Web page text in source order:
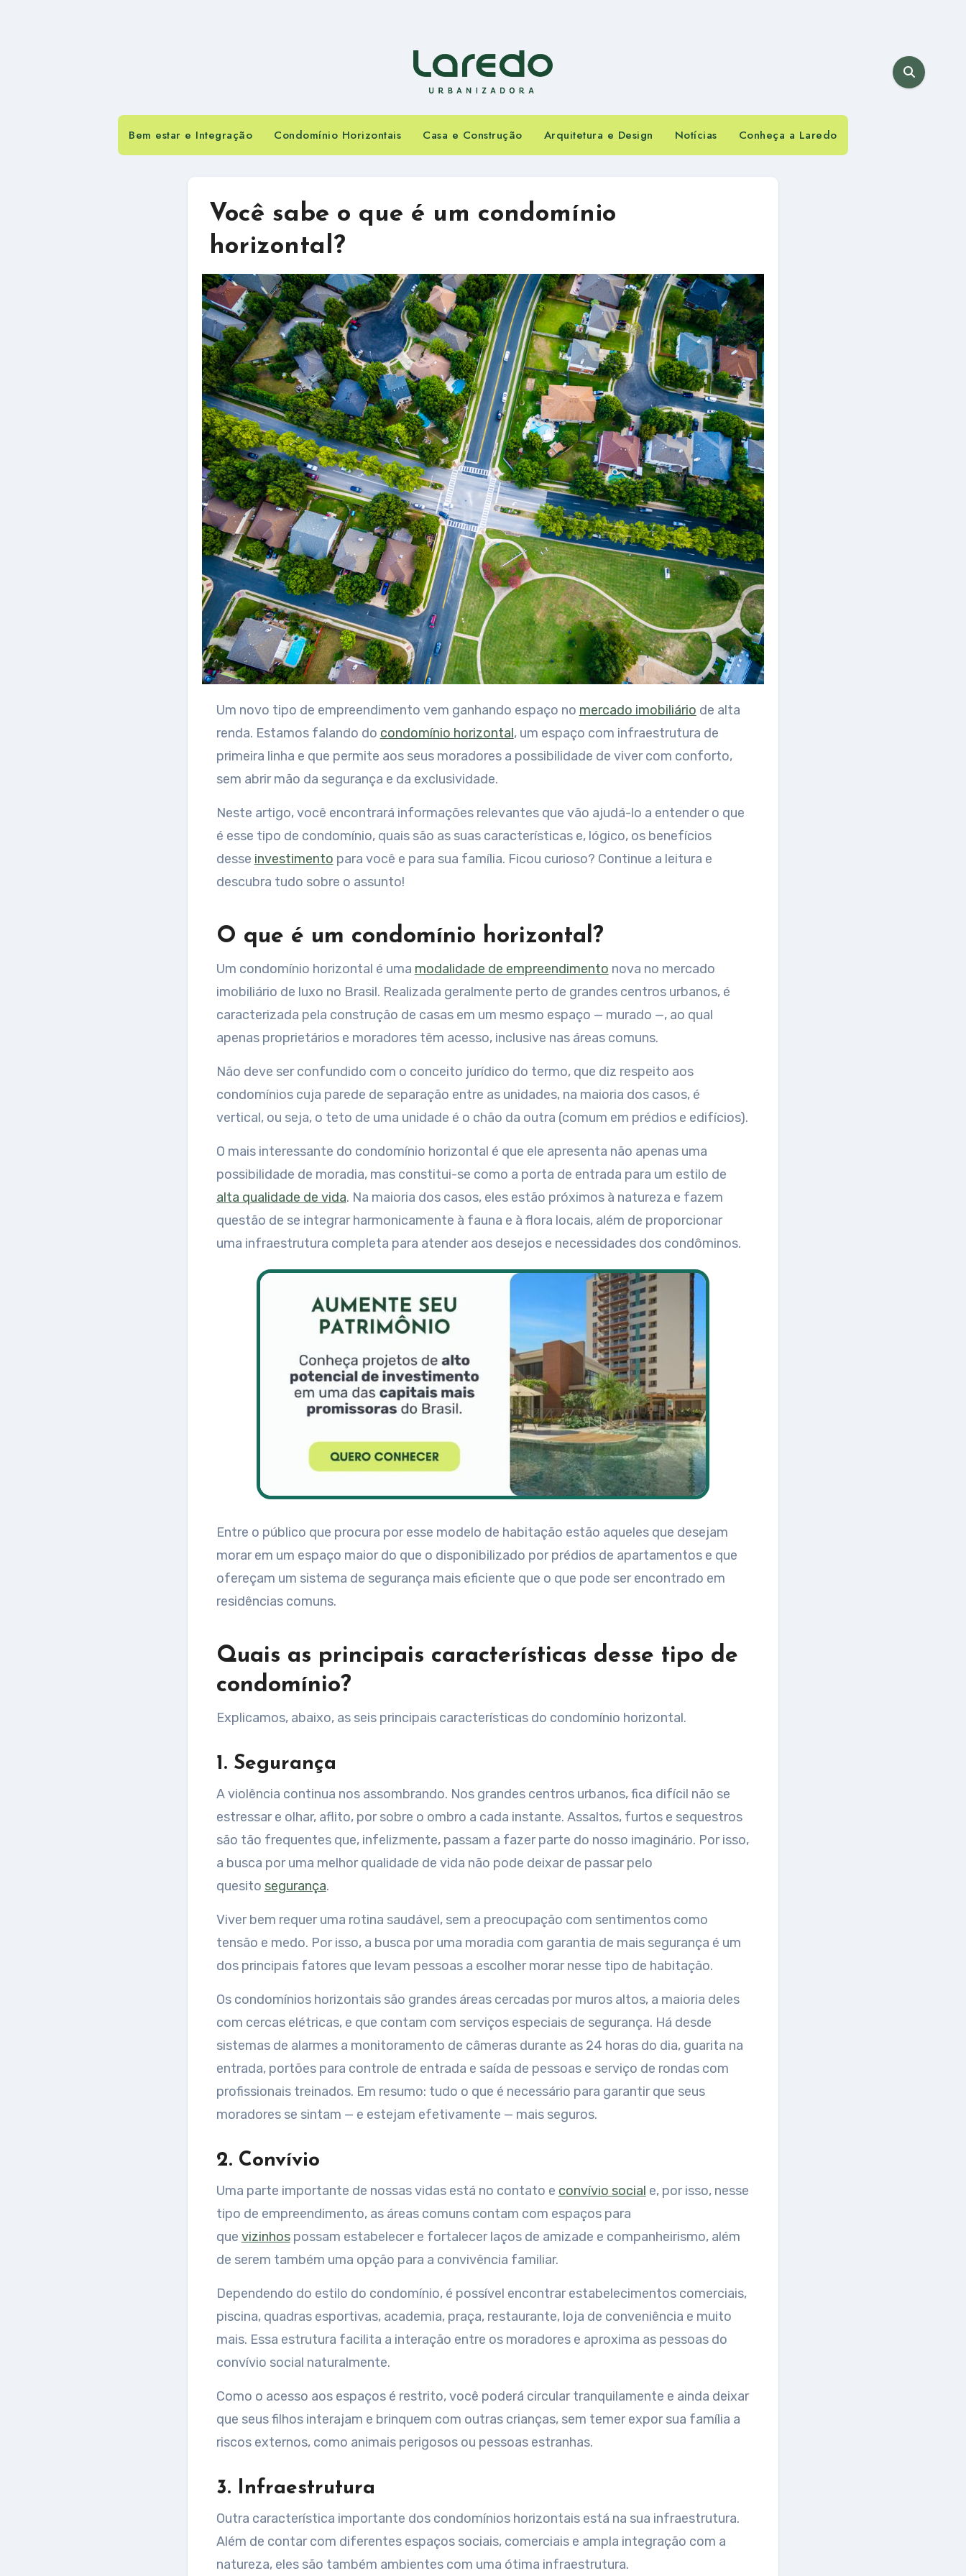
Bem estar e Integração Condomínio Horizontais Casa e Construção Arquitetura e Design Notícias Conheça a Laredo
Você sabe o que é um condomínio
horizontal?
Um novo tipo de empreendimento vem ganhando espaço no mercado imobiliário de alta
renda. Estamos falando do condomínio horizontal, um espaço com infraestrutura de
primeira linha e que permite aos seus moradores a possibilidade de viver com conforto,
sem abrir mão da segurança e da exclusividade.
Neste artigo, você encontrará informações relevantes que vão ajudá-lo a entender o que
é esse tipo de condomínio, quais são as suas características e, lógico, os benefícios
desse investimento para você e para sua família. Ficou curioso? Continue a leitura e
descubra tudo sobre o assunto!
O que é um condomínio horizontal?
Um condomínio horizontal é uma modalidade de empreendimento nova no mercado
imobiliário de luxo no Brasil. Realizada geralmente perto de grandes centros urbanos, é
caracterizada pela construção de casas em um mesmo espaço — murado —, ao qual
apenas proprietários e moradores têm acesso, inclusive nas áreas comuns.
Não deve ser confundido com o conceito jurídico do termo, que diz respeito aos
condomínios cuja parede de separação entre as unidades, na maioria dos casos, é
vertical, ou seja, o teto de uma unidade é o chão da outra (comum em prédios e edifícios).
O mais interessante do condomínio horizontal é que ele apresenta não apenas uma
possibilidade de moradia, mas constitui-se como a porta de entrada para um estilo de
alta qualidade de vida. Na maioria dos casos, eles estão próximos à natureza e fazem
questão de se integrar harmonicamente à fauna e à flora locais, além de proporcionar
uma infraestrutura completa para atender aos desejos e necessidades dos condôminos.
Entre o público que procura por esse modelo de habitação estão aqueles que desejam
morar em um espaço maior do que o disponibilizado por prédios de apartamentos e que
ofereçam um sistema de segurança mais eficiente que o que pode ser encontrado em
residências comuns.
Quais as principais características desse tipo de
condomínio?
Explicamos, abaixo, as seis principais características do condomínio horizontal.
1. Segurança
A violência continua nos assombrando. Nos grandes centros urbanos, fica difícil não se
estressar e olhar, aflito, por sobre o ombro a cada instante. Assaltos, furtos e sequestros
são tão frequentes que, infelizmente, passam a fazer parte do nosso imaginário. Por isso,
a busca por uma melhor qualidade de vida não pode deixar de passar pelo
quesito segurança.
Viver bem requer uma rotina saudável, sem a preocupação com sentimentos como
tensão e medo. Por isso, a busca por uma moradia com garantia de mais segurança é um
dos principais fatores que levam pessoas a escolher morar nesse tipo de habitação.
Os condomínios horizontais são grandes áreas cercadas por muros altos, a maioria deles
com cercas elétricas, e que contam com serviços especiais de segurança. Há desde
sistemas de alarmes a monitoramento de câmeras durante as 24 horas do dia, guarita na
entrada, portões para controle de entrada e saída de pessoas e serviço de rondas com
profissionais treinados. Em resumo: tudo o que é necessário para garantir que seus
moradores se sintam — e estejam efetivamente — mais seguros.
2. Convívio
Uma parte importante de nossas vidas está no contato e convívio social e, por isso, nesse
tipo de empreendimento, as áreas comuns contam com espaços para
que vizinhospossam estabelecer e fortalecer laços de amizade e companheirismo, além
de serem também uma opção para a convivência familiar.
Dependendo do estilo do condomínio, é possível encontrar estabelecimentos comerciais,
piscina, quadras esportivas, academia, praça, restaurante, loja de conveniência e muito
mais. Essa estrutura facilita a interação entre os moradores e aproxima as pessoas do
convívio social naturalmente.
Como o acesso aos espaços é restrito, você poderá circular tranquilamente e ainda deixar
que seus filhos interajam e brinquem com outras crianças, sem temer expor sua família a
riscos externos, como animais perigosos ou pessoas estranhas.
3. Infraestrutura
Outra característica importante dos condomínios horizontais está na sua infraestrutura.
Além de contar com diferentes espaços sociais, comerciais e ampla integração com a
natureza, eles são também ambientes com uma ótima infraestrutura.